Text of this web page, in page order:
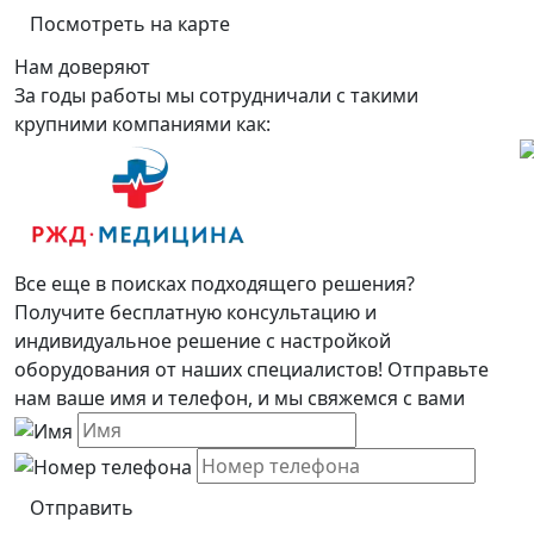
Посмотреть на карте
Нам доверяют
За годы работы мы сотрудничали с такими
крупними компаниями как:
Все еще в поисках подходящего решения?
Получите бесплатную консультацию и
индивидуальное решение с настройкой
оборудования от наших специалистов! Отправьте
нам ваше имя и телефон, и мы свяжемся с вами
Отправить